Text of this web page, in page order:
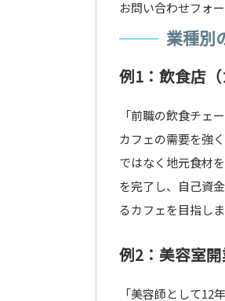
お問い合わせフォ
業種別
例1：飲食店
「前職の飲食チェ
カフェの需要を強
ではなく地元食材
を完了し、自己資
るカフェを目指しま
例2：美容室
「美容師として